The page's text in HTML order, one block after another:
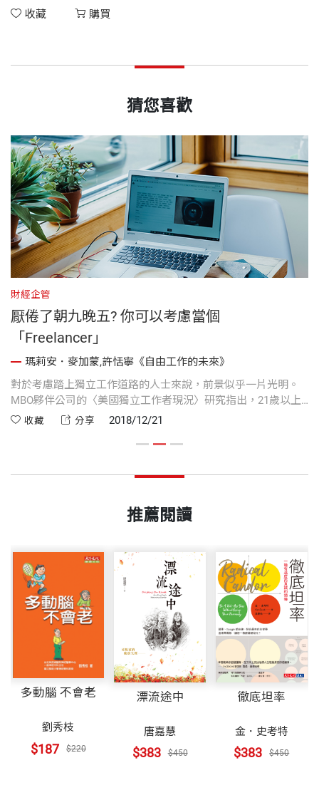
收藏 購買
猜您喜歡
財經企管
厭倦了朝九晚五? 你可以考慮當個
「Freelancer」
瑪莉安．麥加蒙,許恬寧《自由工作的未來》
對於考慮踏上獨立工作道路的人士來說，前景似乎一片光明。
MBO夥伴公司的〈美國獨立工作者現況〉研究指出，21歲以上
的美國人中，大約有2,900萬人打算加入獨立工作者的陣容，再
收藏 分享 2018/12/21
推薦閱讀
多動腦 不會老
劉秀枝
$187 $220
漂流途中
唐嘉慧
$383 $450
徹底坦率
金．史考特
$383 $450